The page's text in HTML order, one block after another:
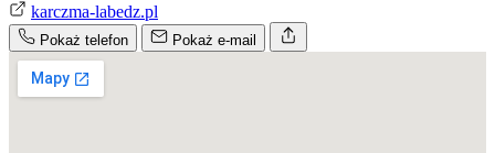
karczma-labedz.pl
Pokaż telefon Pokaż e-mail